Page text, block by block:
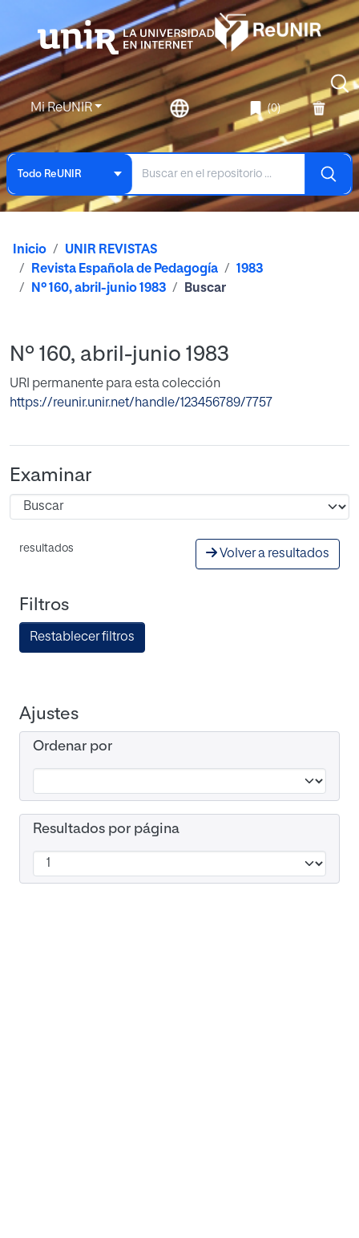
Mi ReUNIR (0)
Todo ReUNIR
Inicio
UNIR REVISTAS
Revista Española de Pedagogía
1983
Nº 160, abril-junio 1983
Buscar
Nº 160, abril-junio 1983
URI permanente para esta colección
https://reunir.unir.net/handle/123456789/7757
Examinar
resultados Volver a resultados
Filtros
Restablecer filtros
Ajustes
Ordenar por
Resultados por página